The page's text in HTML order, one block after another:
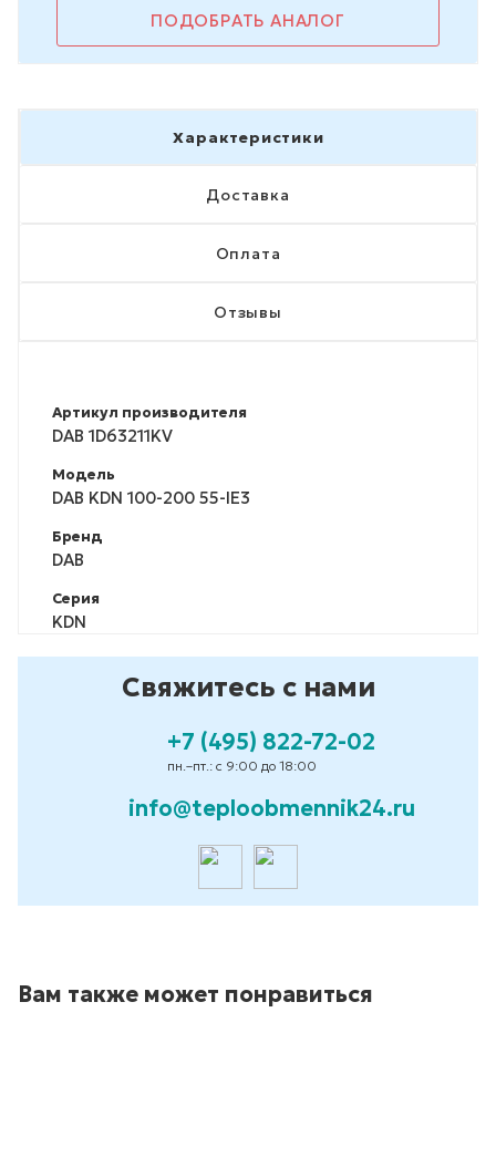
ПОДОБРАТЬ АНАЛОГ
Характеристики
Доставка
Оплата
Отзывы
Артикул производителя
DAB 1D63211KV
Модель
DAB KDN 100-200 55-IE3
Бренд
DAB
Серия
KDN
Свяжитесь с нами
+7 (495) 822-72-02
пн.–пт.: с 9:00 до 18:00
info@teploobmennik24.ru
Вам также может понравиться